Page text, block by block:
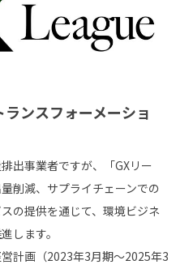
ンスフォーメーショ
出事業者ですが、「GXリー
削減、サプライチェーンでの
の提供を通じて、環境ビジネ
します。
計画（2023年3月期～2025年3